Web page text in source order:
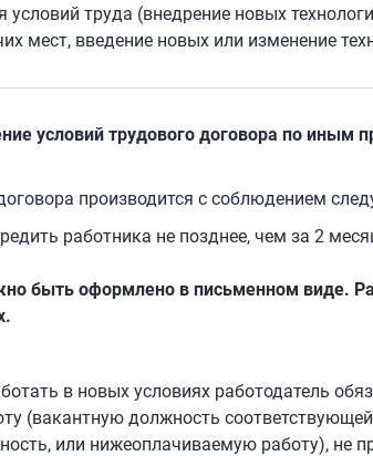
условий труда (внедрение новых
мест, введение новых или изменение
условий трудового договора по иным
производится с соблюдением
работника не позднее, чем за 2
быть оформлено в письменном виде.
в новых условиях работодатель
(вакантную должность
или нижеоплачиваемую работу), не